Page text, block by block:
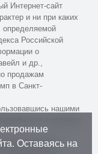
Интернет-сайт
и ни при каких
определяемой
Российской
о
и др.,
продажам
в Санкт-
нашими
для внесения
Оставаясь на